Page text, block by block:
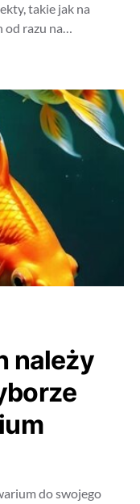
takie jak na
od razu na…
należy
do swojego